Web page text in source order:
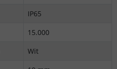
IP65
15.000
Wit